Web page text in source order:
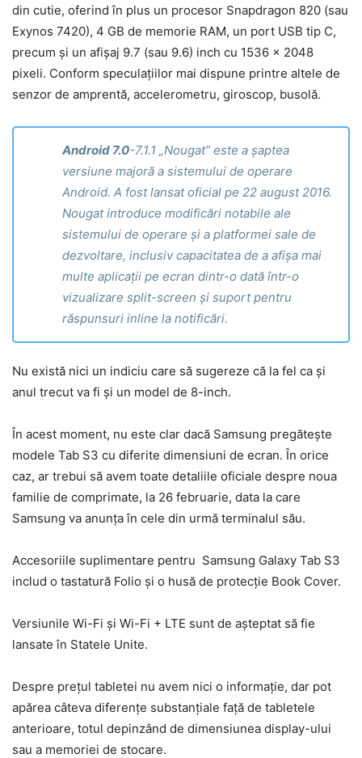
din cutie, oferind în plus un procesor Snapdragon 820 (sau
Exynos 7420), 4 GB de memorie RAM, un port USB tip C,
precum și un afișaj 9.7 (sau 9.6) inch cu 1536 x 2048
pixeli. Conform speculațiilor mai dispune printre altele de
senzor de amprentă, accelerometru, giroscop, busolă.
Android 7.0-7.1.1 „Nougat” este a șaptea
versiune majoră a sistemului de operare
Android. A fost lansat oficial pe 22 august 2016.
Nougat introduce modificări notabile ale
sistemului de operare și a platformei sale de
dezvoltare, inclusiv capacitatea de a afișa mai
multe aplicații pe ecran dintr-o dată într-o
vizualizare split-screen și suport pentru
răspunsuri inline la notificări.
Nu există nici un indiciu care să sugereze că la fel ca și
anul trecut va fi și un model de 8-inch.
În acest moment, nu este clar dacă Samsung pregătește
modele Tab S3 cu diferite dimensiuni de ecran. În orice
caz, ar trebui să avem toate detaliile oficiale despre noua
familie de comprimate, la 26 februarie, data la care
Samsung va anunța în cele din urmă terminalul său.
Accesoriile suplimentare pentru Samsung Galaxy Tab S3
includ o tastatură Folio și o husă de protecție Book Cover.
Versiunile Wi-Fi și Wi-Fi + LTE sunt de așteptat să fie
lansate în Statele Unite.
Despre prețul tabletei nu avem nici o informație, dar pot
apărea câteva diferențe substanțiale față de tabletele
anterioare, totul depinzând de dimensiunea display-ului
sau a memoriei de stocare.